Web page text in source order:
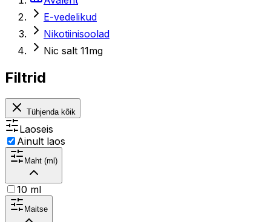
E-vedelikud
Nikotiinisoolad
Nic salt 11mg
Filtrid
Tühjenda kõik
Laoseis
Ainult laos
Maht (ml)
10 ml
Maitse